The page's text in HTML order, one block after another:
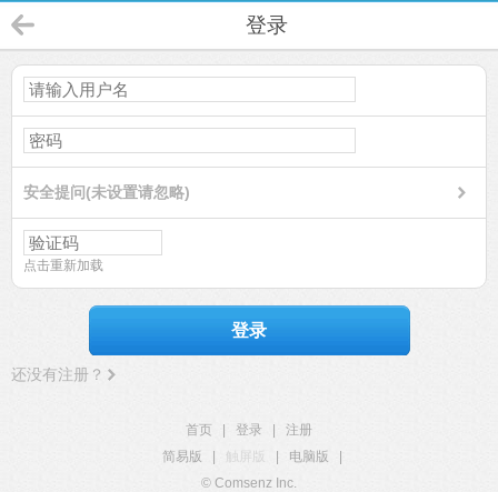
登录
安全提问(未设置请忽略)
点击重新加载
登录
还没有注册？
首页 登录
注册
简易版
触屏版 电脑版
© Comsenz Inc.